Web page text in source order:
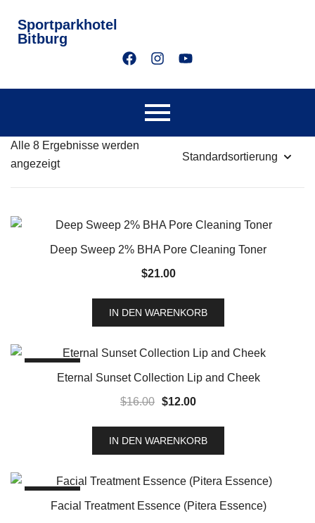
Sportparkhotel
Bitburg
Alle 8 Ergebnisse werden
angezeigt
Deep Sweep 2% BHA Pore Cleaning Toner
$21.00
IN DEN WARENKORB
Eternal Sunset Collection Lip and Cheek
$16.00 $12.00
IN DEN WARENKORB
Facial Treatment Essence (Pitera Essence)